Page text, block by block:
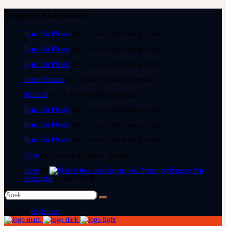
Ryno Du Plessis
Ryno Du Plessis
Ryno Du Plessis
Pieter Mostert
Tearlach
Ryno Du Plessis
Ryno Du Plessis
Ryno Du Plessis
Anze
Anze
Eugene Van
Metzinger
Soek
na:
Registreer